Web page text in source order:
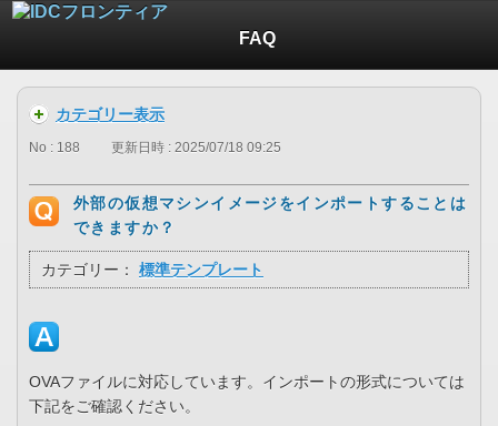
FAQ
カテゴリー表示
No : 188 更新日時 : 2025/07/18 09:25
外部の仮想マシンイメージをインポートすることは
できますか？
カテゴリー： 標準テンプレート
OVAファイルに対応しています。インポートの形式については
下記をご確認ください。